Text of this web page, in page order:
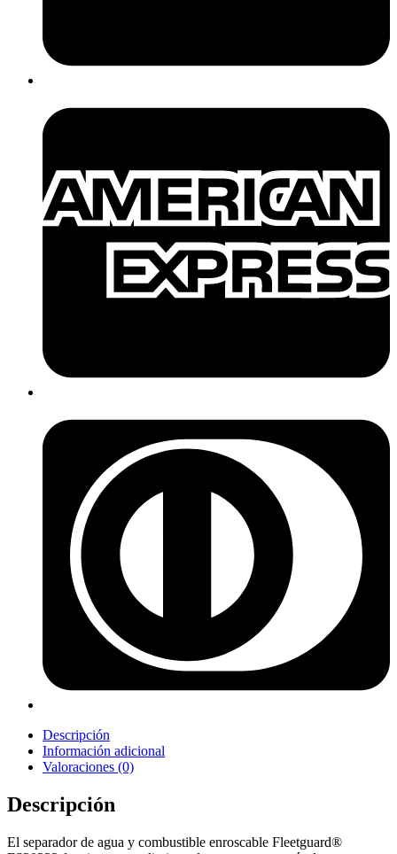
Descripción
Información adicional
Valoraciones (0)
Descripción
El separador de agua y combustible enroscable Fleetguard®